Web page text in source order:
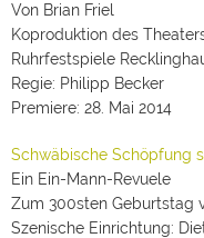
Von Brian Friel
Koproduktion des
Ruhrfestspiele
Regie: Philipp Becker
Premiere: 28. Mai 2014
Schwäbische Schöpfung
Ein Ein-Mann-Revuele
Zum 300sten Geburtstag
Szenische Einrichtung: